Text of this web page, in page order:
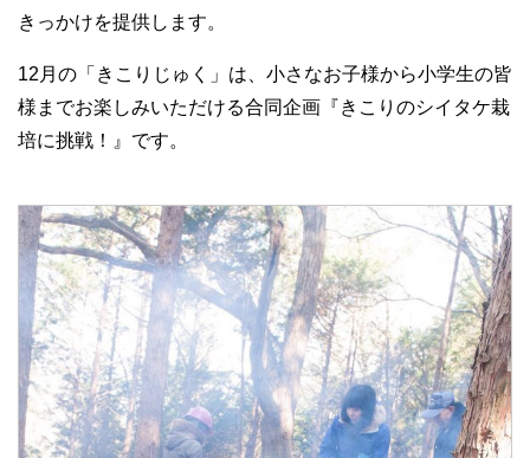
きっかけを提供します。
12月の「きこりじゅく」は、小さなお子様から小学生の皆
様までお楽しみいただける合同企画『きこりのシイタケ栽
培に挑戦！』です。